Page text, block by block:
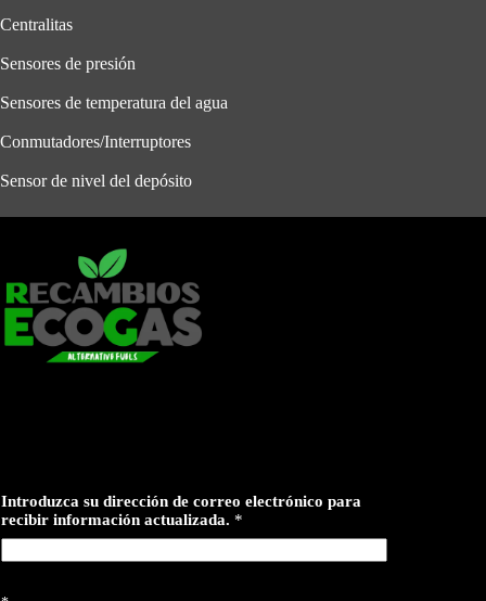
Centralitas
Sensores de presión
Sensores de temperatura del agua
Conmutadores/Interruptores
Sensor de nivel del depósito
Introduzca su dirección de correo electrónico para
recibir información actualizada. *